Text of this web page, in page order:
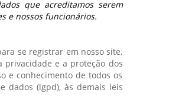
que acreditamos serem
e nossos funcionários.
se registrar em nosso site,
privacidade e a proteção dos
e conhecimento de todos os
dados (lgpd), às demais leis